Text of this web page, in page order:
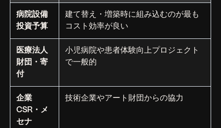
病院設備
投資予算
建て替え・増築時に組み込むのが最も
コスト効率が良い
医療法人
財団・寄
付
小児病院や患者体験向上プロジェクト
で一般的
企業
CSR・メ
セナ
技術企業やアート財団からの協力